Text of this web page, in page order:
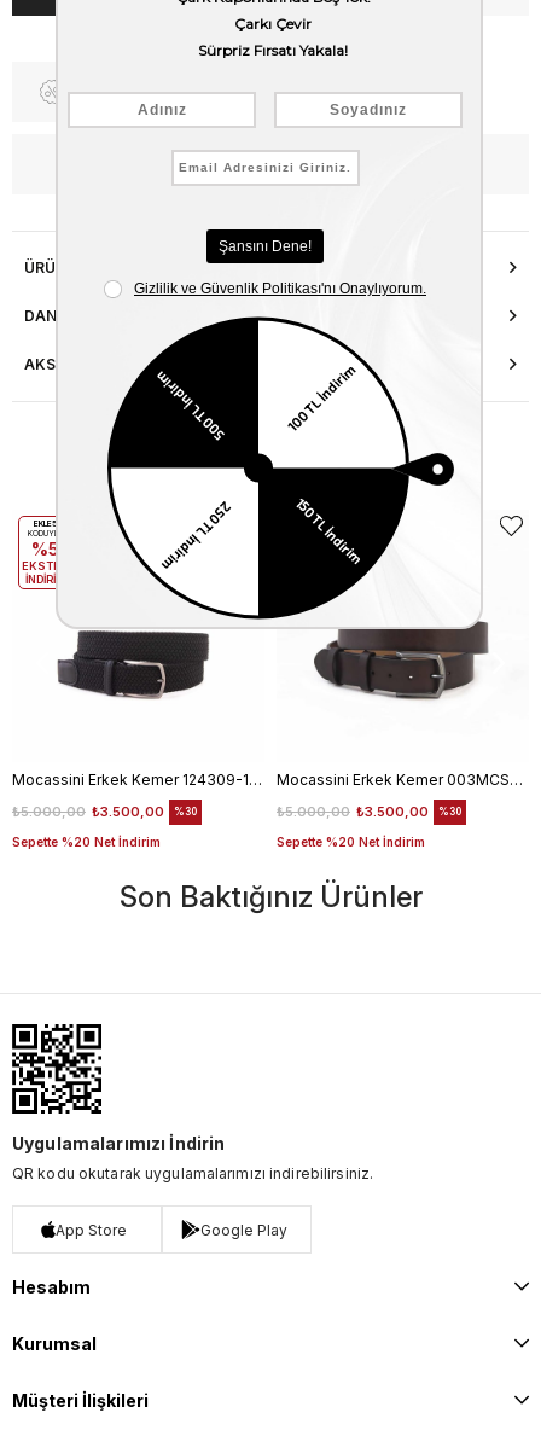
Fiyat Düşünce Haber Ver
WhatsApp’tan Bilgi Al
ÜRÜN ÖZELLIKLERI
DANIŞMA HATTI
AKSESUAR ONARIMI
Benzer Ürünler
Mocassini Erkek Kemer 124309-100
₺3.500,00
₺5.000,00
Sepette %20 Net İndirim
%30
EKLE5
KODUYLA
%5
EKSTRA
İNDİRİM
Mocassini Erkek Kemer 003MCSN B3245
₺3.500,00
₺5.000,00
Sepette %20 Net İndirim
%30
EKLE5
KODUYLA
Son Baktığınız Ürünler
Uygulamalarımızı İndirin
QR kodu okutarak uygulamalarımızı indirebilirsiniz.
App Store Google Play
Hesabım
Kurumsal
Müşteri İlişkileri